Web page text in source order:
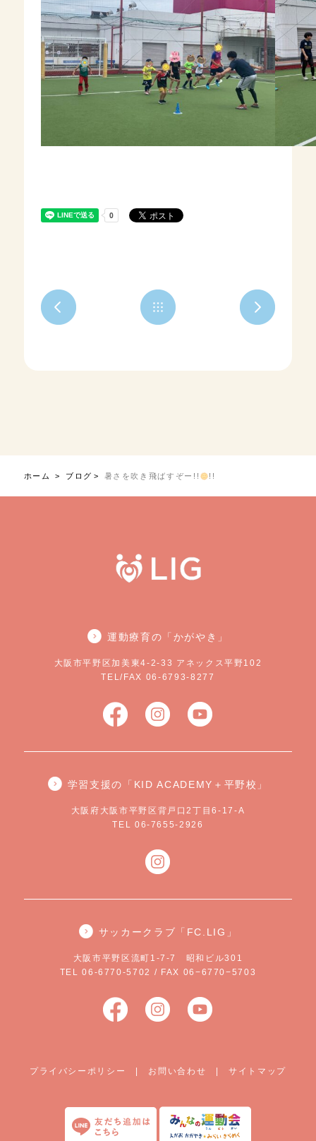
ホーム ブログ 暑さを吹き飛ばすぞー!! !!
運動療育の「かがやき」
大阪市平野区加美東4-2-33 アネックス平野102
TEL/FAX 06-6793-8277
学習支援の「KID ACADEMY＋平野校」
大阪府大阪市平野区背戸口2丁目6-17-A
TEL 06-7655-2926
サッカークラブ「FC.LIG」
大阪市平野区流町1-7-7 昭和ビル301
TEL 06-6770-5702 / FAX 06−6770−5703
プライバシーポリシー お問い合わせ |サイトマップ